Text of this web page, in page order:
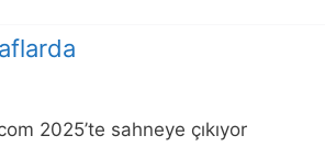
2025’te sahneye çıkıyor